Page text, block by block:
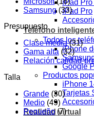
iPad Pro
iPad Pro
Teléfono
Todos los
iPhone
Google
Productos
iPhone
Tarjetas
Realidad virtual
Samsung (33)
Presupuesto
Clase media (31)
Gama alta (32)
Relación calidad-
Talla
Grande (30)
Medio (49)
Pequeño (7)